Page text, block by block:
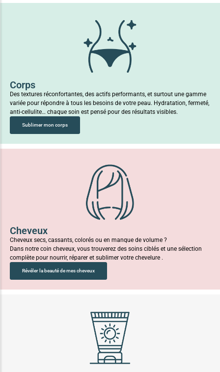
Corps
Des textures réconfortantes, des actifs performants, et surtout une gamme
variée pour répondre à tous les besoins de votre peau. Hydratation, fermeté,
anti-cellulite… chaque soin est pensé pour des résultats visibles.
Sublimer mon corps
Cheveux
Cheveux secs, cassants, colorés ou en manque de volume ?
Dans notre coin cheveux, vous trouverez des soins ciblés et une sélection
complète pour nourrir, réparer et sublimer votre chevelure .
Révéler la beauté de mes cheveux